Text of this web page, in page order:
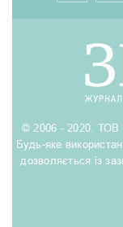
© 2006 - 2020. ТОВ
Будь-яке
дозволяється із